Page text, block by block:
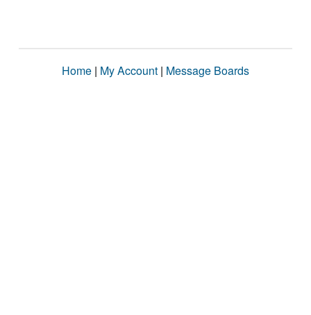
Home | My Account | Message Boards